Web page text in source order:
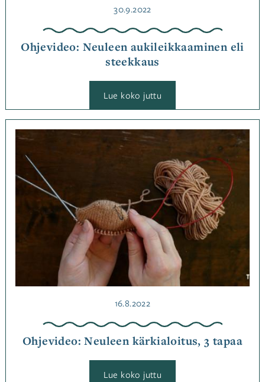
Ohjevideo: Neuleen aukileikkaaminen eli
steekkaus
Julkaistu
30.9.2022
Lue koko juttu
Neuleen
aukileikkaaminen
eli
Ohjevideo: Neuleen kärkialoitus, 3 tapaa
Julkaistu
16.8.2022
Lue koko juttu
Kategoriassa
Neulominen
OhjeetAvainsanat
neulonta,
ohje